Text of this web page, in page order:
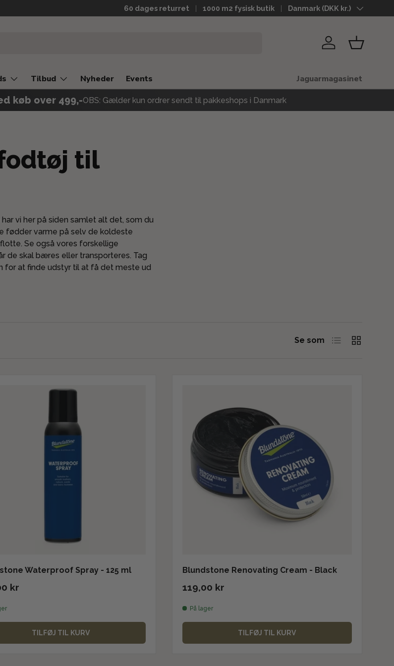
60 dages returret 1000 m2 fysisk butik Land
Danmark (DKK kr.)
Log indKurv
Tilbud Nyheder Events Jaguarmagasinet
køb over 499,-OBS: Gælder kun ordrer sendt til pakkeshops i Danmark
til
vi her på siden samlet alt det, som du
fødder varme på selv de koldeste
Se også vores forskellige
de skal bæres eller transporteres. Tag
for at finde udstyr til at få det meste ud
Se som Liste Grid
Waterproof Spray - 125 ml
kr
TILFØJ TIL KURV
Blundstone Renovating Cream - Black
119,00 kr
På lager
TILFØJ TIL KURV